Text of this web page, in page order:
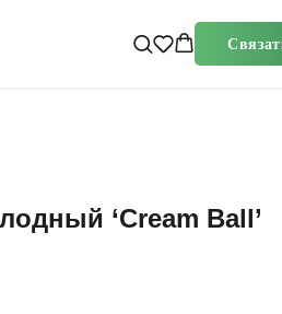
‘Cream Ball’